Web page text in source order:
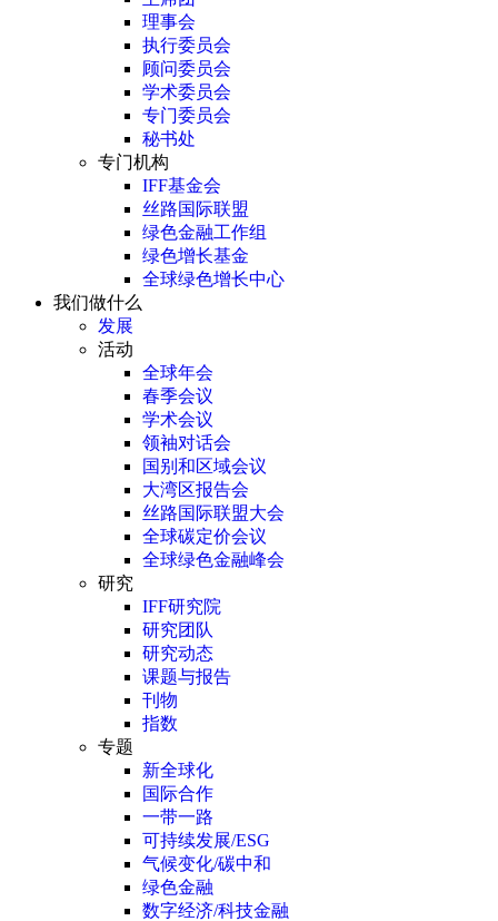
理事会
执行委员会
顾问委员会
学术委员会
专门委员会
秘书处
专门机构
IFF基金会
丝路国际联盟
绿色金融工作组
绿色增长基金
全球绿色增长中心
我们做什么
发展
活动
全球年会
春季会议
学术会议
领袖对话会
国别和区域会议
大湾区报告会
丝路国际联盟大会
全球碳定价会议
全球绿色金融峰会
研究
IFF研究院
研究团队
研究动态
课题与报告
刊物
指数
专题
新全球化
国际合作
一带一路
可持续发展/ESG
气候变化/碳中和
绿色金融
数字经济/科技金融